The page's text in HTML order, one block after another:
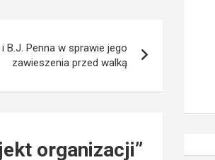
B.J. Penna w sprawie jego
zawieszenia przed walką
organizacji”